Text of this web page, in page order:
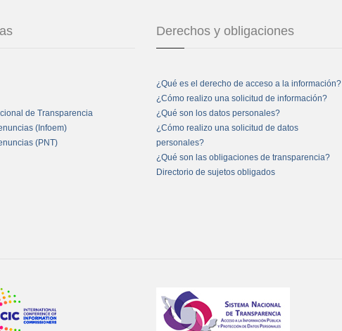
de Transparencia
(Infoem)
(PNT)
Derechos y obligaciones
¿Qué es el derecho de acceso a la información?
¿Cómo realizo una solicitud de información?
¿Qué son los datos personales?
¿Cómo realizo una solicitud de datos
personales?
¿Qué son las obligaciones de transparencia?
Directorio de sujetos obligados